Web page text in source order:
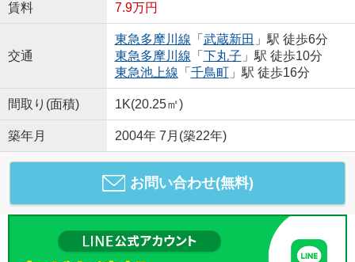
賃料 7.9万円
交通
東急多摩川線 「 武蔵新田 」駅 徒歩6分
東急多摩川線 「 下丸子 」駅 徒歩10分
東急池上線 「 千鳥町」駅 徒歩16分
間取り(面積) 1K(20.25㎡)
築年月 2004年 7月(築22年)
お問い合わせ(無料)